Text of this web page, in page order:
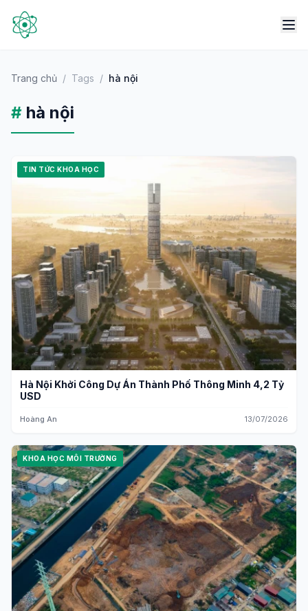
Trang chủ / Tags / hà nội
# hà nội
TIN TỨC KHOA HỌC
Hà Nội Khởi Công Dự Án Thành Phố Thông Minh 4,2 Tỷ
USD
Hoàng An 13/07/2026
KHOA HỌC MÔI TRƯỜNG